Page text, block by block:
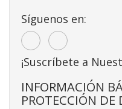
Síguenos en:
¡Suscríbete a
INFORMACIÓN
PROTECCIÓN DE